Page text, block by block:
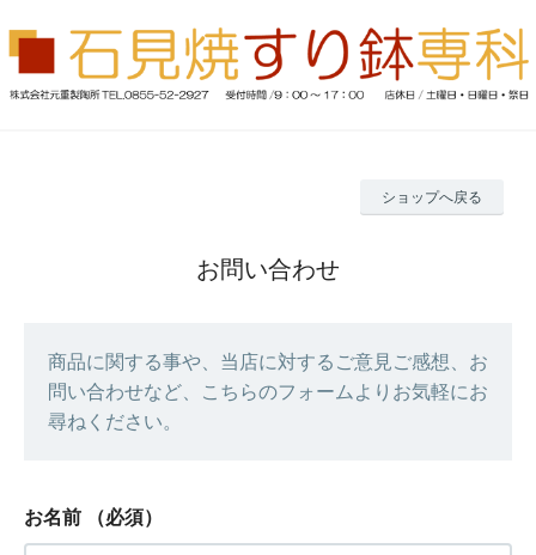
ショップへ戻る
お問い合わせ
商品に関する事や、当店に対するご意見ご感想、お
問い合わせなど、こちらのフォームよりお気軽にお
尋ねください。
お名前 （必須）